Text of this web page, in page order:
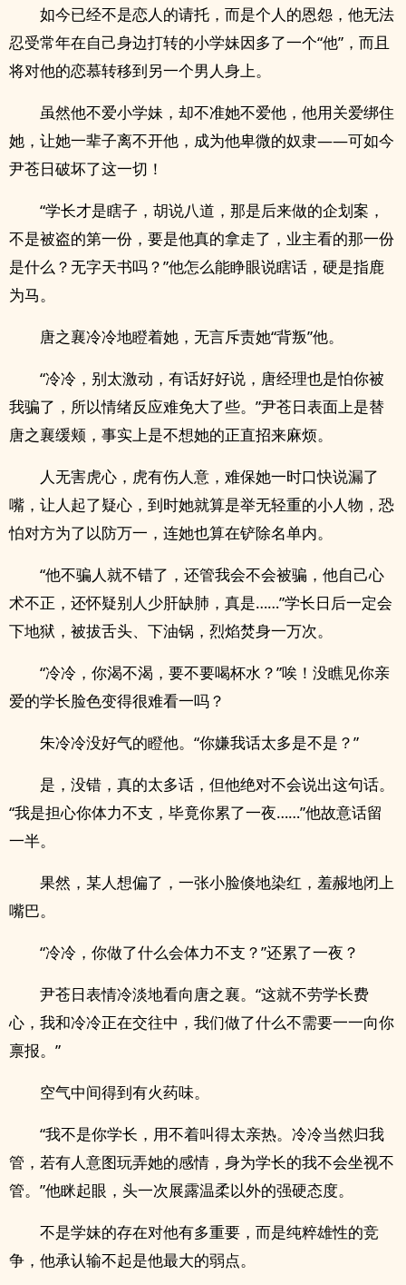
如今已经不是恋人的请托，而是个人的恩怨，他无法
忍受常年在自己身边打转的小学妹因多了一个“他”，而且
将对他的恋慕转移到另一个男人身上。
虽然他不爱小学妹，却不准她不爱他，他用关爱绑住
她，让她一辈子离不开他，成为他卑微的奴隶——可如今
尹苍日破坏了这一切！
“学长才是瞎子，胡说八道，那是后来做的企划案，
不是被盗的第一份，要是他真的拿走了，业主看的那一份
是什么？无字天书吗？”他怎么能睁眼说瞎话，硬是指鹿
为马。
唐之襄冷冷地瞪着她，无言斥责她“背叛”他。
“冷冷，别太激动，有话好好说，唐经理也是怕你被
我骗了，所以情绪反应难免大了些。”尹苍日表面上是替
唐之襄缓颊，事实上是不想她的正直招来麻烦。
人无害虎心，虎有伤人意，难保她一时口快说漏了
嘴，让人起了疑心，到时她就算是举无轻重的小人物，恐
怕对方为了以防万一，连她也算在铲除名单内。
“他不骗人就不错了，还管我会不会被骗，他自己心
术不正，还怀疑别人少肝缺肺，真是……”学长日后一定会
下地狱，被拔舌头、下油锅，烈焰焚身一万次。
“冷冷，你渴不渴，要不要喝杯水？”唉！没瞧见你亲
爱的学长脸色变得很难看一吗？
朱冷冷没好气的瞪他。“你嫌我话太多是不是？”
是，没错，真的太多话，但他绝对不会说出这句话。
“我是担心你体力不支，毕竟你累了一夜……”他故意话留
一半。
果然，某人想偏了，一张小脸倏地染红，羞赧地闭上
嘴巴。
“冷冷，你做了什么会体力不支？”还累了一夜？
尹苍日表情冷淡地看向唐之襄。“这就不劳学长费
心，我和冷冷正在交往中，我们做了什么不需要一一向你
禀报。”
空气中间得到有火药味。
“我不是你学长，用不着叫得太亲热。冷冷当然归我
管，若有人意图玩弄她的感情，身为学长的我不会坐视不
管。”他眯起眼，头一次展露温柔以外的强硬态度。
不是学妹的存在对他有多重要，而是纯粹雄性的竞
争，他承认输不起是他最大的弱点。